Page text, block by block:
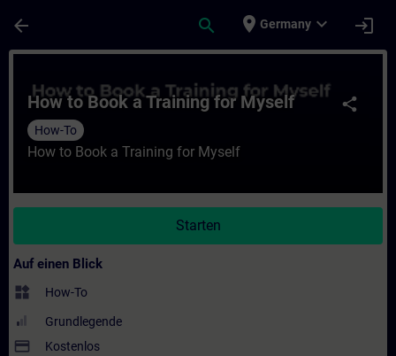
arrow_back search place Germany expand_more login
share
How to Book a Training for Myself
How-To
How to Book a Training for Myself
Starten
Auf einen Blick
widgets How-To
Grundlegende
payment Kostenlos